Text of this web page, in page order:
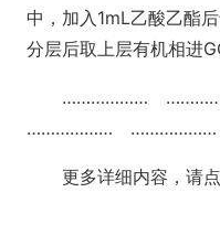
中，加入1mL乙酸乙酯
分层后取上层有机相进
………………
………………
更多详细内容，请点